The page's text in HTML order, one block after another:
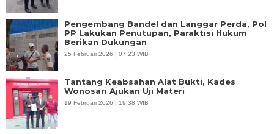
Pengembang Bandel dan Langgar Perda, Pol
PP Lakukan Penutupan, Paraktisi Hukum
Berikan Dukungan
25 Februari 2026 | 07:23 WIB
Tantang Keabsahan Alat Bukti, Kades
Wonosari Ajukan Uji Materi
19 Februari 2026 | 19:38 WIB